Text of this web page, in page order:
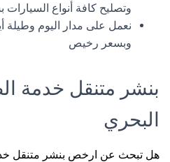
وتصليح كافة أنواع
نعمل على مدار اليوم وطيلة
وبسعر رخيص
بنشر متنقل خدمة
البحري
هل تبحث عن ارخص بنشر متنقل